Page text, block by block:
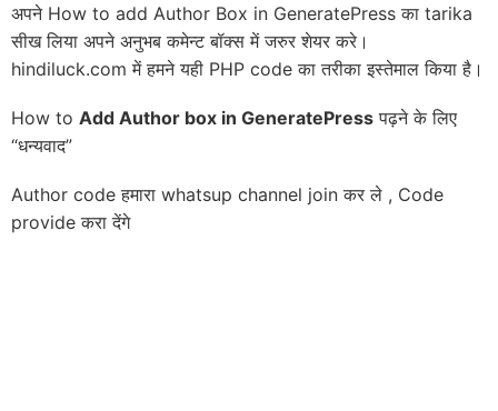
अपने How to add Author Box in GeneratePress का tarika
सीख लिया अपने अनुभब कमेन्ट बॉक्स में जरुर शेयर करे।
hindiluck.com में हमने यही PHP code का तरीका इस्तेमाल किया है।
How to Add Author box in GeneratePress पढ़ने के लिए
“धन्यवाद”
Author code हमारा whatsup channel join कर ले , Code
provide करा देंगे